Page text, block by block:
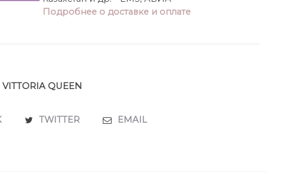
Подробнее о доставке и оплате
VITTORIA QUEEN
TWITTER EMAIL